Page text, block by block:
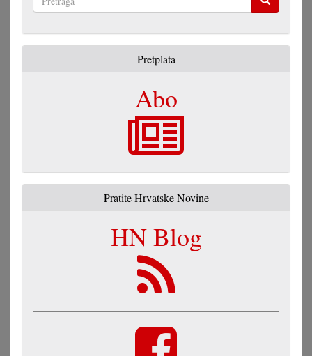
Pretplata
Abo
Pratite Hrvatske Novine
HN Blog